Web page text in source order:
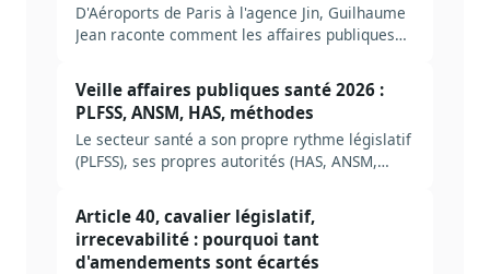
D'Aéroports de Paris à l'agence Jin, Guilhaume
Jean raconte comment les affaires publiques
dirigeant ambassadeur, IA et préparation de
2027.
Veille affaires publiques santé 2026 :
PLFSS, ANSM, HAS, méthodes
Le secteur santé a son propre rythme législatif
(PLFSS), ses propres autorités (HAS, ANSM,
pour construire une veille AP santé efficace en
2026, avec les acteurs à suivre, les sources
prioritaires et les erreurs à éviter.
Article 40, cavalier législatif,
irrecevabilité : pourquoi tant
d'amendements sont écartés